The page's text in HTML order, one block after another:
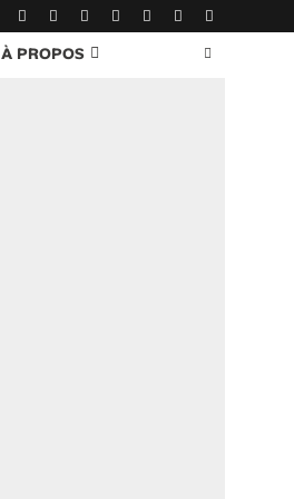
À PROPOS